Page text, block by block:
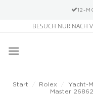
12-
springen
BESUCH NUR NACH
Start Rolex Yacht-
Master